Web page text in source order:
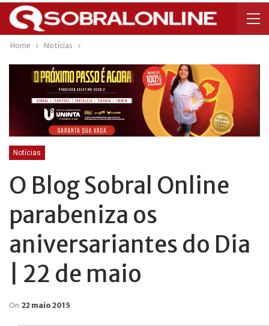
Home Notícias
Notícias
O Blog Sobral Online
parabeniza os
aniversariantes do Dia
| 22 de maio
On 22 maio 2015